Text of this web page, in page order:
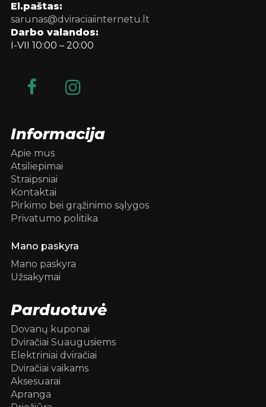
El.paštas:
sarunas@dviraciaiinternetu.lt
Darbo valandos:
I-VII 10:00 – 20:00
Informacija
Apie mus
Atsiliepimai
Straipsniai
Kontaktai
Pirkimo bei grąžinimo sąlygos
Privatumo politika
Mano paskyra
Mano paskyra
Užsakymai
Parduotuvė
Dovanų kuponai
Dviračiai Suaugusiems
Elektriniai dviračiai
Dviračiai vaikams
Aksesuarai
Apranga